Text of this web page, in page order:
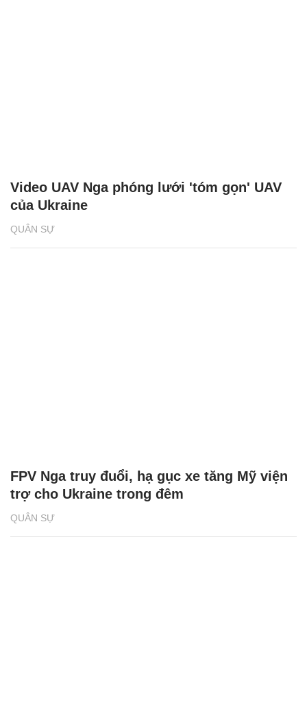
QUÂN SỰ
Video UAV Nga phóng lưới 'tóm gọn' UAV
của Ukraine
QUÂN SỰ
FPV Nga truy đuổi, hạ gục xe tăng Mỹ viện
trợ cho Ukraine trong đêm